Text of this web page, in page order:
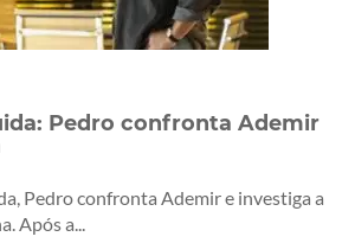
Pedro confronta Ademir
Pedro confronta Ademir e investiga a
Após a...